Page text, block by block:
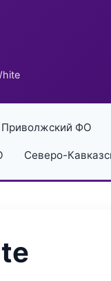
Приволжский ФО
Северо-